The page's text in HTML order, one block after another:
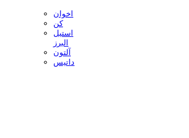
اخوان
کن
استیل
البرز
آلتون
داتیس